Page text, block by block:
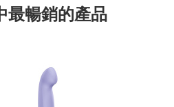
最暢銷的產品